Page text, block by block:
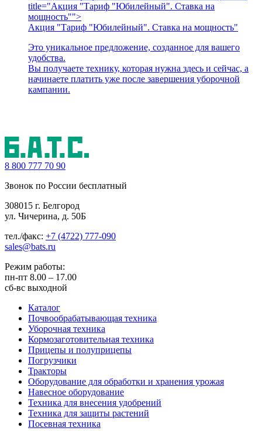
title="Акция "Тариф "Юбилейный". Ставка на
мощность"">
Акция "Тариф "Юбилейный". Ставка на мощность"
Это уникальное предложение, созданное для вашего
удобства.
Вы получаете технику, которая нужна здесь и сейчас, а
начинаете платить уже после завершения уборочной
кампании.
8 800 777 70 90
Звонок по России бесплатный
308015 г. Белгород
ул. Чичерина, д. 50Б
тел./факс: +7 (4722) 777-090
sales@bats.ru
Режим работы:
пн-пт 8.00 – 17.00
сб-вс выходной
Каталог
Почвообрабатывающая техника
Уборочная техника
Кормозаготовительная техника
Прицепы и полуприцепы
Погрузчики
Тракторы
Оборудование для обработки и хранения урожая
Навесное оборудование
Техника для внесения удобрений
Техника для защиты растений
Посевная техника